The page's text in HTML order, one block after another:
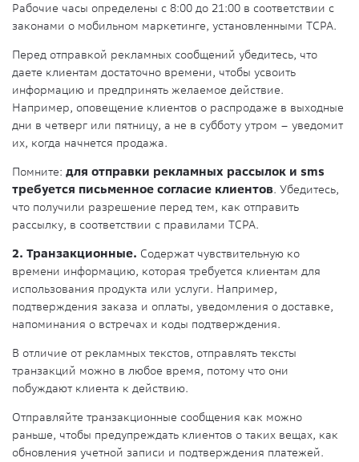
Рабочие часы определены с 8:00 до 21:00 в соответствии с
законами о мобильном маркетинге, установленными TCPA.
Перед отправкой рекламных сообщений убедитесь, что
даете клиентам достаточно времени, чтобы усвоить
информацию и предпринять желаемое действие.
Например, оповещение клиентов о распродаже в выходные
дни в четверг или пятницу, а не в субботу утром – уведомит
их, когда начнется продажа.
Помните: для отправки рекламных рассылок и sms
требуется письменное согласие клиентов. Убедитесь,
что получили разрешение перед тем, как отправить
рассылку, в соответствии с правилами TCPA.
2. Транзакционные. Содержат чувствительную ко
времени информацию, которая требуется клиентам для
использования продукта или услуги. Например,
подтверждения заказа и оплаты, уведомления о доставке,
напоминания о встречах и коды подтверждения.
В отличие от рекламных текстов, отправлять тексты
транзакций можно в любое время, потому что они
побуждают клиента к действию.
Отправляйте транзакционные сообщения как можно
раньше, чтобы предупреждать клиентов о таких вещах, как
обновления учетной записи и подтверждения платежей.